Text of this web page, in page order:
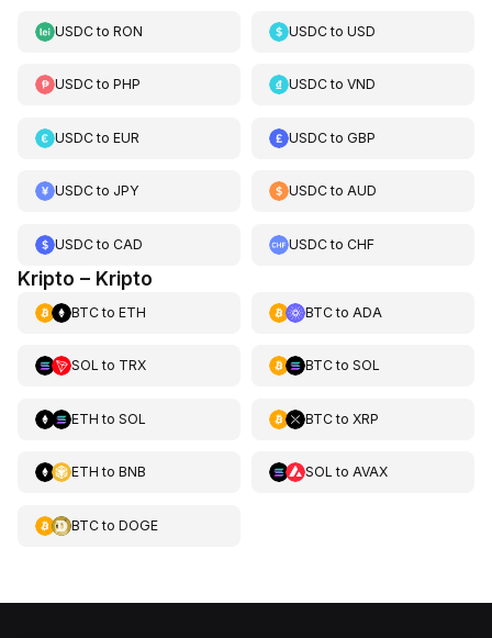
USDCto RON USDCtoUSD
USDCto PHP USDCtoVND
USDCto EUR USDCtoGBP
USDCto JPY USDCtoAUD
USDCto CAD USDCtoCHF
Kripto – Kripto
BTCto ETH BTCto ADA
SOL to TRX BTCto SOL
ETH to SOL BTCto XRP
ETH to BNB SOL to AVAX
BTCto DOGE